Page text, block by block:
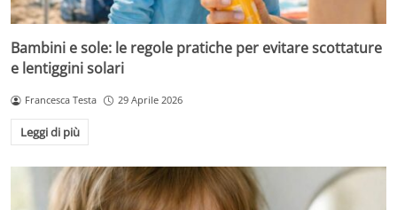
Bambini e sole: le regole pratiche per evitare scottature
e lentiggini solari
Francesca Testa 29 Aprile 2026
Leggi di più